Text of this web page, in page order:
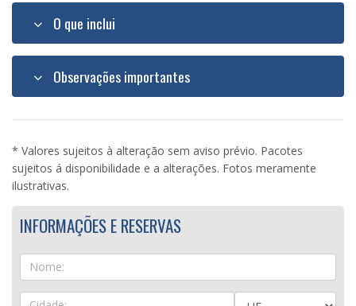
O que inclui
Observações importantes
* Valores sujeitos à alteração sem aviso prévio. Pacotes
sujeitos á disponibilidade e a alterações. Fotos meramente
ilustrativas.
INFORMAÇÕES E RESERVAS